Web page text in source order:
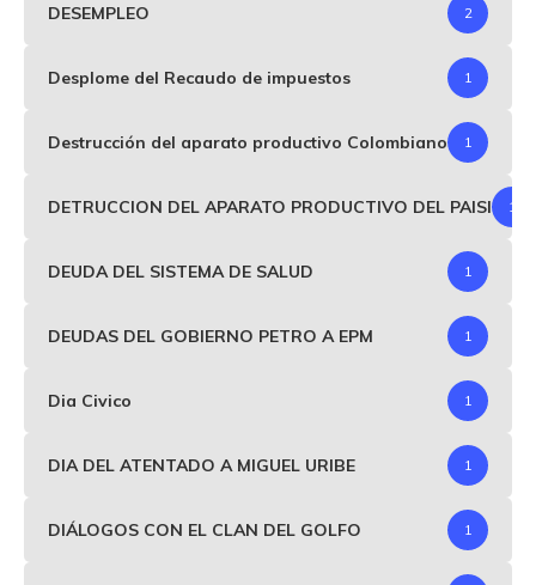
DESEMPLEO 2
Desplome del Recaudo de impuestos 1
Destrucción del aparato productivo Colombiano 1
DETRUCCION DEL APARATO PRODUCTIVO DEL PAISI 1
DEUDA DEL SISTEMA DE SALUD 1
DEUDAS DEL GOBIERNO PETRO A EPM 1
Dia Civico 1
DIA DEL ATENTADO A MIGUEL URIBE 1
DIÁLOGOS CON EL CLAN DEL GOLFO 1